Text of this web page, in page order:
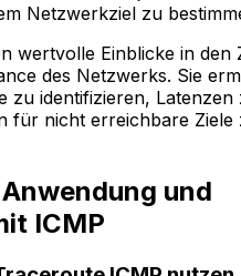
Netzwerkziel zu
wertvolle Einblicke in den
des Netzwerks. Sie
zu identifizieren, Latenzen
für nicht erreichbare Ziele
und
ICMP